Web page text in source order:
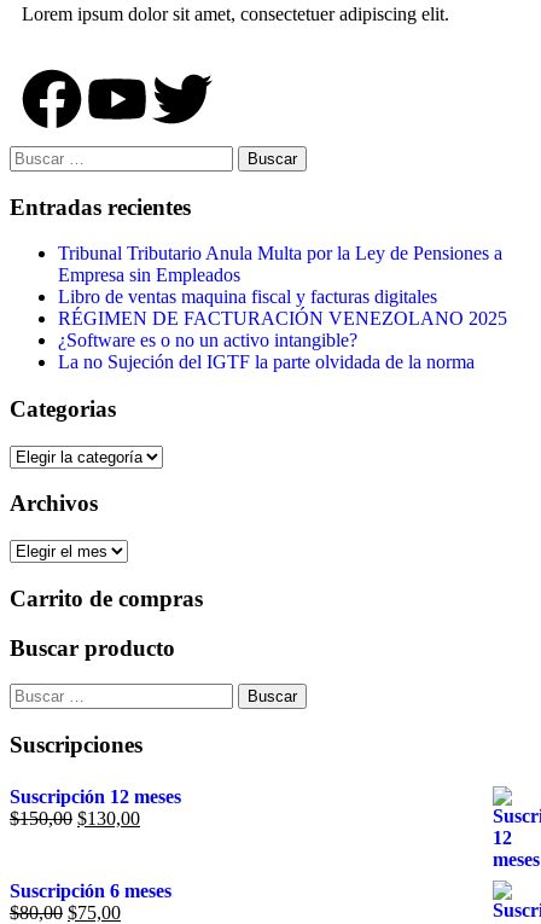
Lorem ipsum dolor sit amet, consectetuer adipiscing elit.
Entradas recientes
Tribunal Tributario Anula Multa por la Ley de Pensiones a
Empresa sin Empleados
Libro de ventas maquina fiscal y facturas digitales
RÉGIMEN DE FACTURACIÓN VENEZOLANO 2025
¿Software es o no un activo intangible?
La no Sujeción del IGTF la parte olvidada de la norma
Categorias
Archivos
Carrito de compras
Buscar producto
Suscripciones
Suscripción 12 meses
$150,00 $130,00
Suscripción 6 meses
$80,00 $75,00